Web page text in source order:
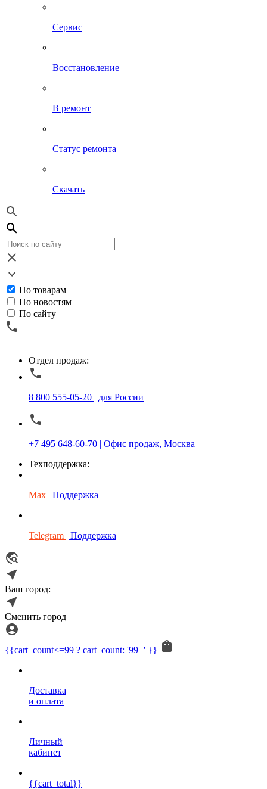
Сервис
Восстановление
В ремонт
Статус ремонта
Скачать
По товарам
По новостям
По сайту
Отдел продаж:
8 800 555-05-20 | для России
+7 495 648-60-70 | Офис продаж, Москва
Техподдержка:
Max | Поддержка
Telegram | Поддержка
Ваш город:
Сменить город
{{cart_count<=99 ? cart_count: '99+' }}
Доставка
и оплата
Личный
кабинет
{{cart_total}}